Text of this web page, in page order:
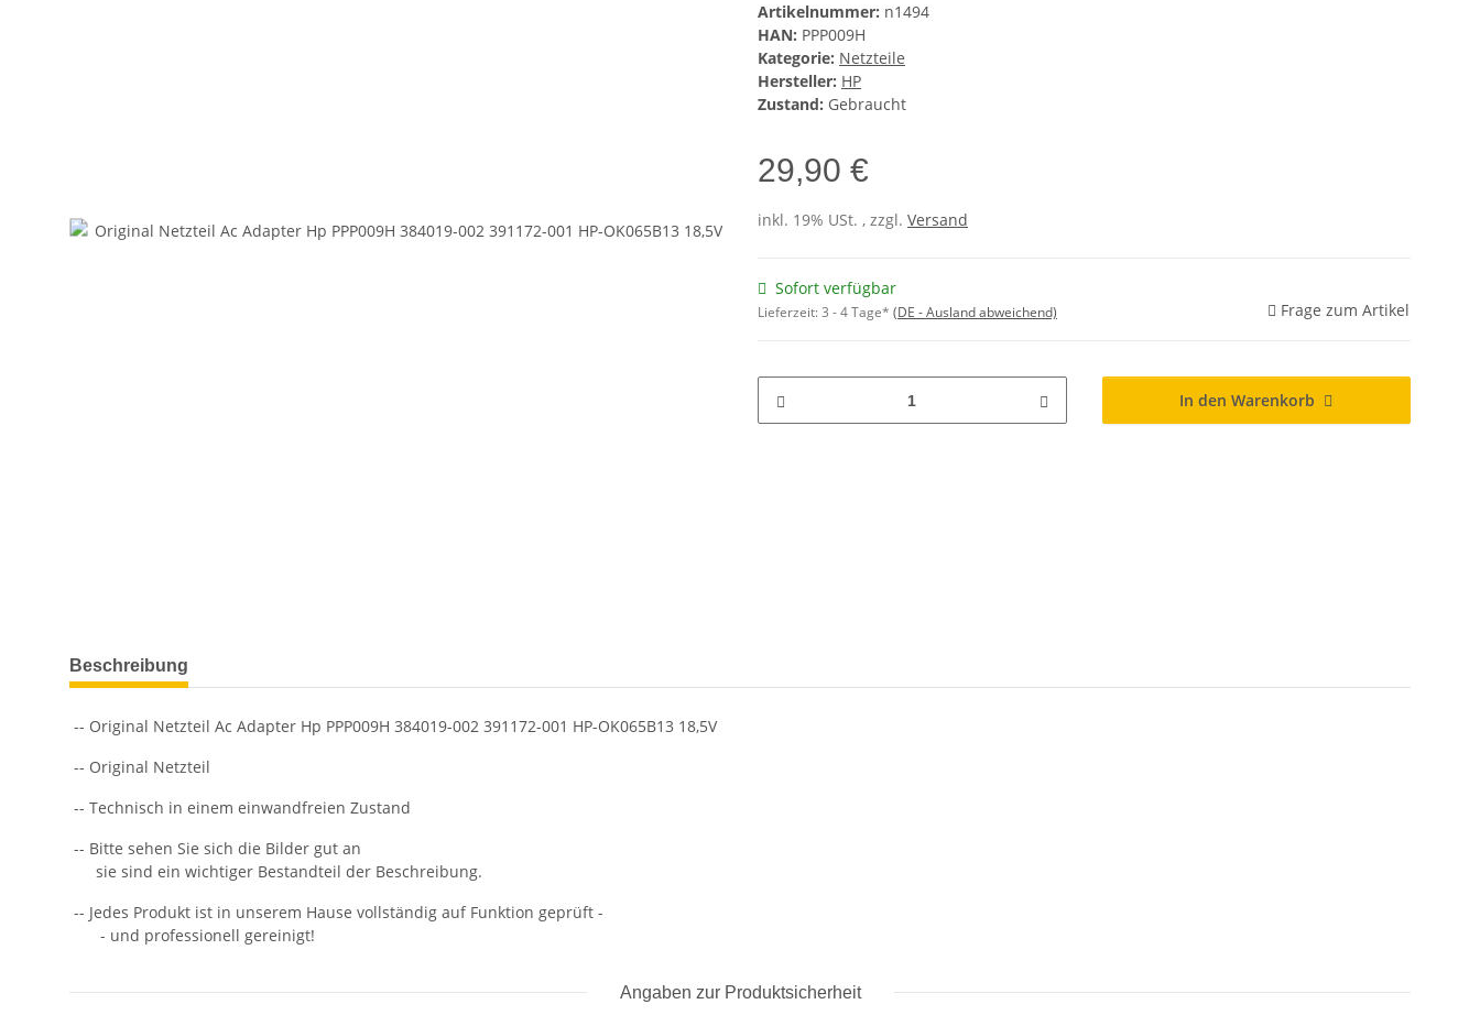
Artikelnummer: n1494
HAN: PPP009H
Kategorie: Netzteile
Hersteller: HP
Zustand: Gebraucht
29,90 €
inkl. 19% USt. , zzgl. Versand
Sofort verfügbar
Lieferzeit:3 - 4 Tage* (DE - Ausland abweichend) Frage zum Artikel
In den Warenkorb
weitere Registerkarten anzeigen
Beschreibung
-- Original Netzteil Ac Adapter Hp PPP009H 384019-002 391172-001 HP-OK065B13 18,5V
-- Original Netzteil
-- Technisch in einem einwandfreien Zustand
-- Bitte sehen Sie sich die Bilder gut an
sie sind ein wichtiger Bestandteil der Beschreibung.
-- Jedes Produkt ist in unserem Hause vollständig auf Funktion geprüft -
- und professionell gereinigt!
Angaben zur Produktsicherheit